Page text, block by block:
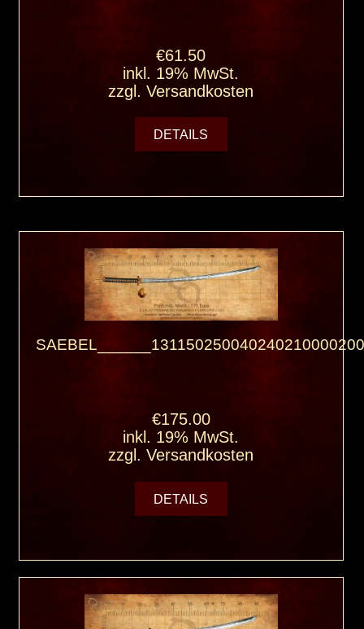
€61.50
inkl. 19% MwSt.
zzgl.Versandkosten
DETAILS
€175.00
inkl. 19% MwSt.
zzgl.Versandkosten
DETAILS